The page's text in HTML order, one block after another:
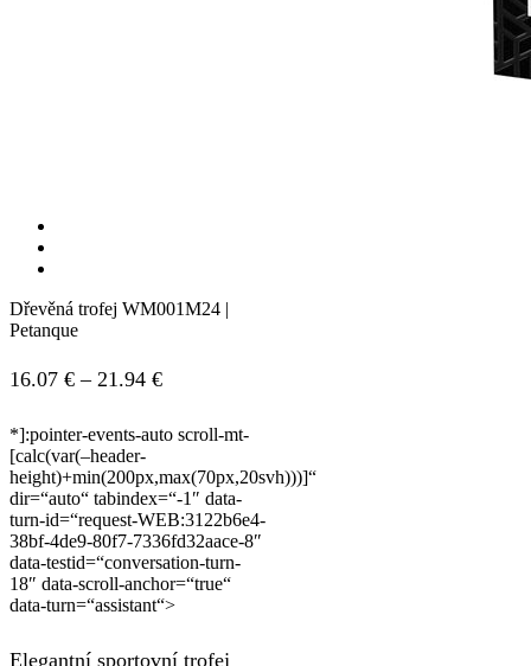
Dřevěná trofej WM001M24 |
Petanque
16.07 € – 21.94 €Price
16.07 €
through
21.94 €
*]:pointer-events-auto scroll-mt-
[calc(var(–header-
height)+min(200px,max(70px,20svh)))]“
dir=“auto“ tabindex=“-1″ data-
turn-id=“request-WEB:3122b6e4-
38bf-4de9-80f7-7336fd32aace-8″
data-testid=“conversation-turn-
18″ data-scroll-anchor=“true“
data-turn=“assistant“>
Elegantní sportovní trofej